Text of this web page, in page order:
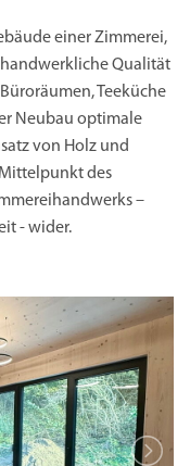
einer Zimmerei,
Qualität
Teeküche
Neubau optimale
von Holz und
des
–
- wider.